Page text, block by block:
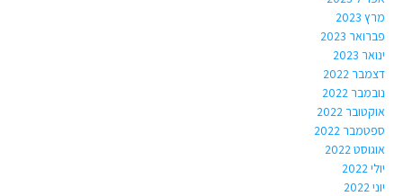
מרץ 2023
פברואר 2023
ינואר 2023
דצמבר 2022
נובמבר 2022
אוקטובר 2022
ספטמבר 2022
אוגוסט 2022
יולי 2022
יוני 2022